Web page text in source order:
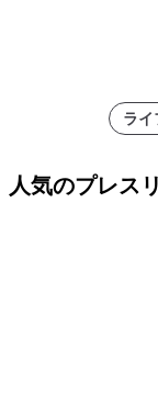
ライ
人気のプレス